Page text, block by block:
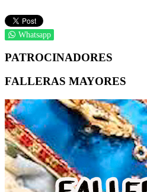
Whatsapp
PATROCINADORES
FALLERAS MAYORES